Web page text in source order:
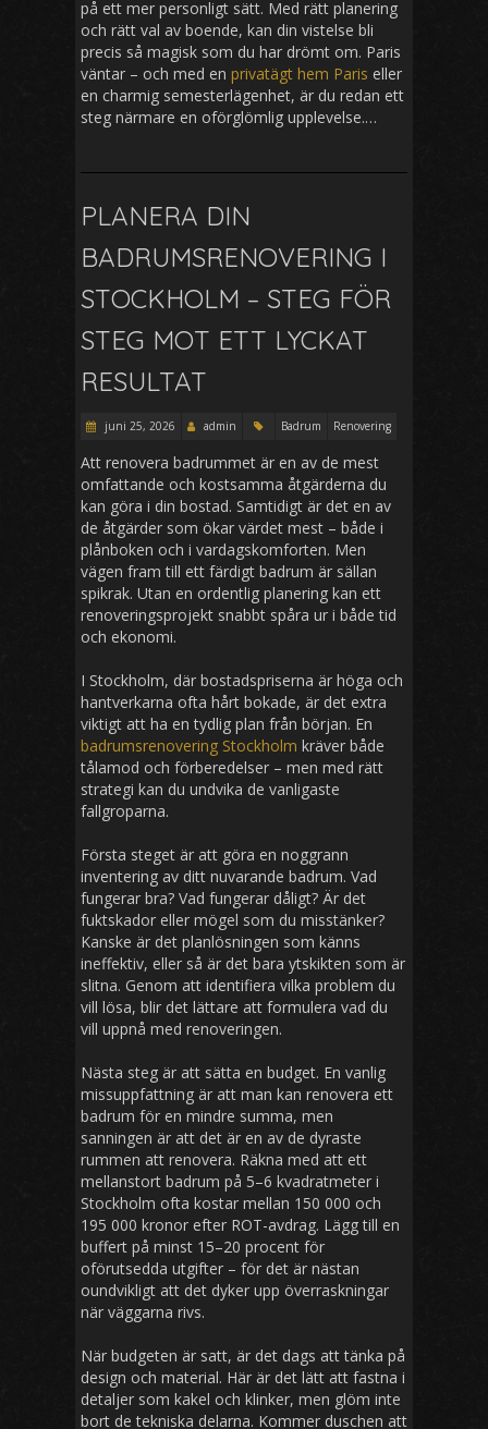
på ett mer personligt sätt. Med rätt planering
och rätt val av boende, kan din vistelse bli
precis så magisk som du har drömt om. Paris
väntar – och med en privatägt hem Paris eller
en charmig semesterlägenhet, är du redan ett
steg närmare en oförglömlig upplevelse.…
PLANERA DIN
BADRUMSRENOVERING I
STOCKHOLM – STEG FÖR
STEG MOT ETT LYCKAT
RESULTAT
juni 25, 2026 admin Badrum Renovering
Att renovera badrummet är en av de mest
omfattande och kostsamma åtgärderna du
kan göra i din bostad. Samtidigt är det en av
de åtgärder som ökar värdet mest – både i
plånboken och i vardagskomforten. Men
vägen fram till ett färdigt badrum är sällan
spikrak. Utan en ordentlig planering kan ett
renoveringsprojekt snabbt spåra ur i både tid
och ekonomi.
I Stockholm, där bostadspriserna är höga och
hantverkarna ofta hårt bokade, är det extra
viktigt att ha en tydlig plan från början. En
badrumsrenovering Stockholm kräver både
tålamod och förberedelser – men med rätt
strategi kan du undvika de vanligaste
fallgroparna.
Första steget är att göra en noggrann
inventering av ditt nuvarande badrum. Vad
fungerar bra? Vad fungerar dåligt? Är det
fuktskador eller mögel som du misstänker?
Kanske är det planlösningen som känns
ineffektiv, eller så är det bara ytskikten som är
slitna. Genom att identifiera vilka problem du
vill lösa, blir det lättare att formulera vad du
vill uppnå med renoveringen.
Nästa steg är att sätta en budget. En vanlig
missuppfattning är att man kan renovera ett
badrum för en mindre summa, men
sanningen är att det är en av de dyraste
rummen att renovera. Räkna med att ett
mellanstort badrum på 5–6 kvadratmeter i
Stockholm ofta kostar mellan 150 000 och
195 000 kronor efter ROT-avdrag. Lägg till en
buffert på minst 15–20 procent för
oförutsedda utgifter – för det är nästan
oundvikligt att det dyker upp överraskningar
när väggarna rivs.
När budgeten är satt, är det dags att tänka på
design och material. Här är det lätt att fastna i
detaljer som kakel och klinker, men glöm inte
bort de tekniska delarna. Kommer duschen att